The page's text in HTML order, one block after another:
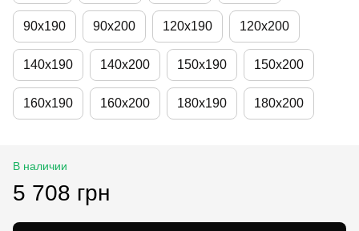
90х190 90х200 120х190 120х200
140х190 140х200 150х190 150х200
160х190 160х200 180х190 180х200
В наличии
5 708 грн